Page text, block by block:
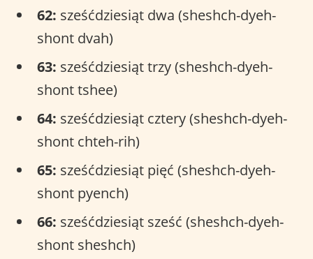
62: sześćdziesiąt dwa (sheshch-dyeh-
shont dvah)
63: sześćdziesiąt trzy (sheshch-dyeh-
shont tshee)
64: sześćdziesiąt cztery (sheshch-dyeh-
shont chteh-rih)
65: sześćdziesiąt pięć (sheshch-dyeh-
shont pyench)
66: sześćdziesiąt sześć (sheshch-dyeh-
shont sheshch)